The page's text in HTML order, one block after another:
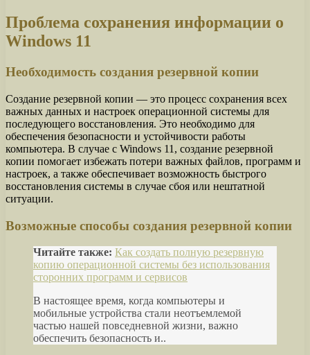
Проблема сохранения информации о
Windows 11
Необходимость создания резервной копии
Создание резервной копии — это процесс сохранения всех
важных данных и настроек операционной системы для
последующего восстановления. Это необходимо для
обеспечения безопасности и устойчивости работы
компьютера. В случае с Windows 11, создание резервной
копии помогает избежать потери важных файлов, программ и
настроек, а также обеспечивает возможность быстрого
восстановления системы в случае сбоя или нештатной
ситуации.
Возможные способы создания резервной копии
Читайте также: Как создать полную резервную
копию операционной системы без использования
сторонних программ и сервисов
В настоящее время, когда компьютеры и
мобильные устройства стали неотъемлемой
частью нашей повседневной жизни, важно
обеспечить безопасность и..